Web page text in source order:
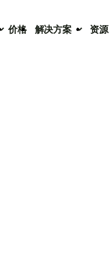
价格 解决方案 资源